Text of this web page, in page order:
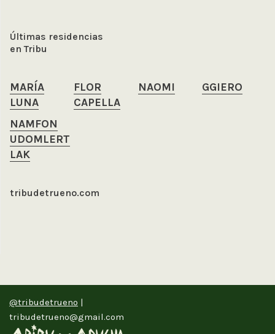
Últimas residencias
en Tribu
MARÍA
LUNA
FLOR
CAPELLA
NAOMI GGIERO
NAMFON
UDOMLERT
LAK
tribudetrueno.com
@tribudetrueno |
tribudetrueno@gmail.com